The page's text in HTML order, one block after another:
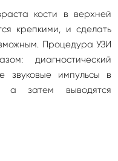
кости в верхней
крепкими, и сделать
Процедура УЗИ
диагностический
звуковые импульсы в
а затем выводятся